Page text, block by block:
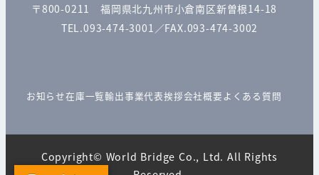
〒800-0211 福岡県北九州市小倉南区新曽根14-18
TEL.093-474-3001／FAX.093-474-3002
お知らせ在庫一覧輸出事業代表挨拶会社概要よくある質問
Copyright© World Bridge Co., Ltd. All Rights